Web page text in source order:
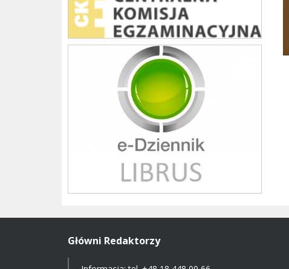
Librus szkoła
Główni Redaktorzy